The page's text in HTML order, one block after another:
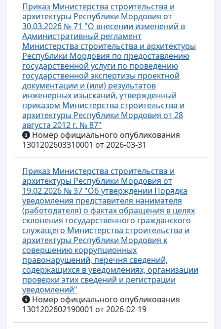
Приказ Министерства строительства и
архитектуры Республики Мордовия от
30.03.2026 № 71 "О внесении изменений в
Административный регламент
Министерства строительства и архитектуры
Республики Мордовия по предоставлению
государственной услуги по проведению
государственной экспертизы проектной
документации и (или) результатов
инженерных изысканий, утвержденный
приказом Министерства строительства и
архитектуры Республики Мордовия от 28
августа 2012 г. № 87"
Номер официального опубликования
1301202603310001 от 2026-03-31
Приказ Министерства строительства и
архитектуры Республики Мордовия от
19.02.2026 № 37 "Об утверждении Порядка
уведомления представителя нанимателя
(работодателя) о фактах обращения в целях
склонения государственного гражданского
служащего Министерства строительства и
архитектуры Республики Мордовия к
совершению коррупционных
правонарушений, перечня сведений,
содержащихся в уведомлениях, организации
проверки этих сведений и регистрации
уведомлений"
Номер официального опубликования
1301202602190001 от 2026-02-19